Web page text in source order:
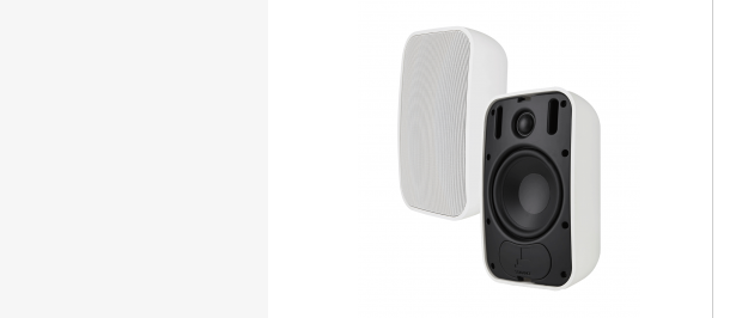
PS-S53T-W
8Ω/70V/100V
Dimensions (HxLxP) : 256 x 162 x 144mm